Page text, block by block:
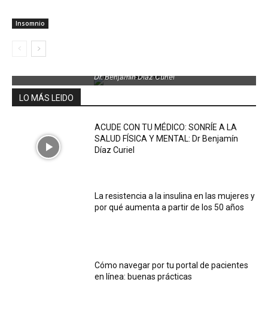
Insomnio
Dr. Benjamin Díaz Curiel
LO MÁS LEIDO
ACUDE CON TU MÉDICO: SONRÍE A LA
SALUD FÍSICA Y MENTAL: Dr Benjamín
Díaz Curiel
La resistencia a la insulina en las mujeres y
por qué aumenta a partir de los 50 años
Cómo navegar por tu portal de pacientes
en línea: buenas prácticas